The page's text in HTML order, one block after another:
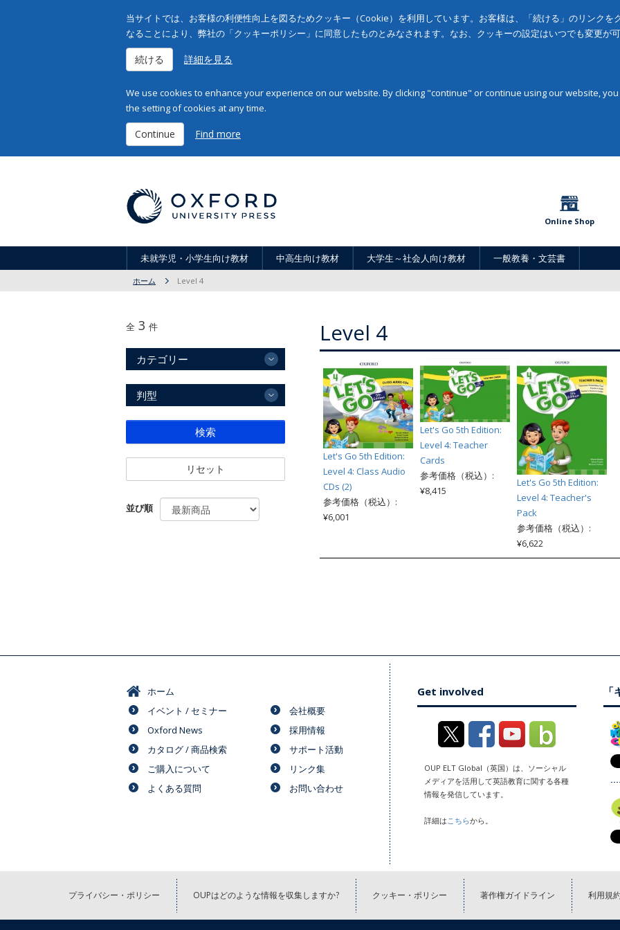
当サイトでは、お客様の利便性向上を図るためクッキー（Cookie）を利用しています。お客様は、「続ける」のリンク
なることにより、弊社の「クッキーポリシー」に同意したものとみなされます。なお、クッキーの設定はいつでも変更が
続ける 詳細を見る
We use cookies to enhance your experience on our website. By clicking "continue" or continue using our website,
the setting of cookies at any time.
Continue Find more
Online Shop
未就学児・小学生向け教材 中高生向け教材 大学生～社会人向け教材 一般教養・文芸書
ホーム Level 4
Level 4
Let's Go 5th Edition:
Level 4: Class Audio
CDs (2)
参考価格（税込）:
¥6,001
Let's Go 5th Edition:
Level 4: Teacher
Cards
参考価格（税込）:
¥8,415
Let's Go 5th Edition:
Level 4: Teacher's
Pack
参考価格（税込）:
¥6,622
全 3 件
カテゴリー
判型
検索
リセット
並び順
ホーム
イベント / セミナー
Oxford News
カタログ / 商品検索
ご購入について
よくある質問
会社概要
採用情報
サポート活動
リンク集
お問い合わせ
Get involved
OUP ELT Global（英国）は、ソーシャル
メディアを活用して英語教育に関する各種
情報を発信しています。
詳細はこちらから。
プライバシー・ポリシー OUPはどのような情報を収集しますか? クッキー・ポリシー 著作権ガイドライン 利用規